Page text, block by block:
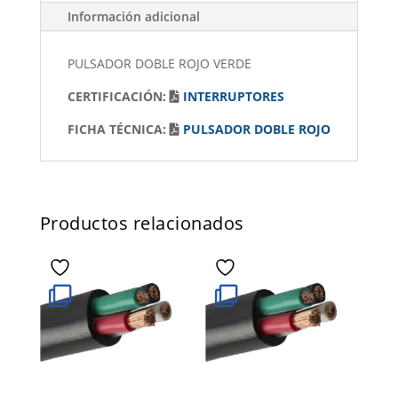
Información adicional
PULSADOR DOBLE ROJO VERDE
CERTIFICACIÓN:
INTERRUPTORES
FICHA TÉCNICA:
PULSADOR DOBLE ROJO
Productos relacionados